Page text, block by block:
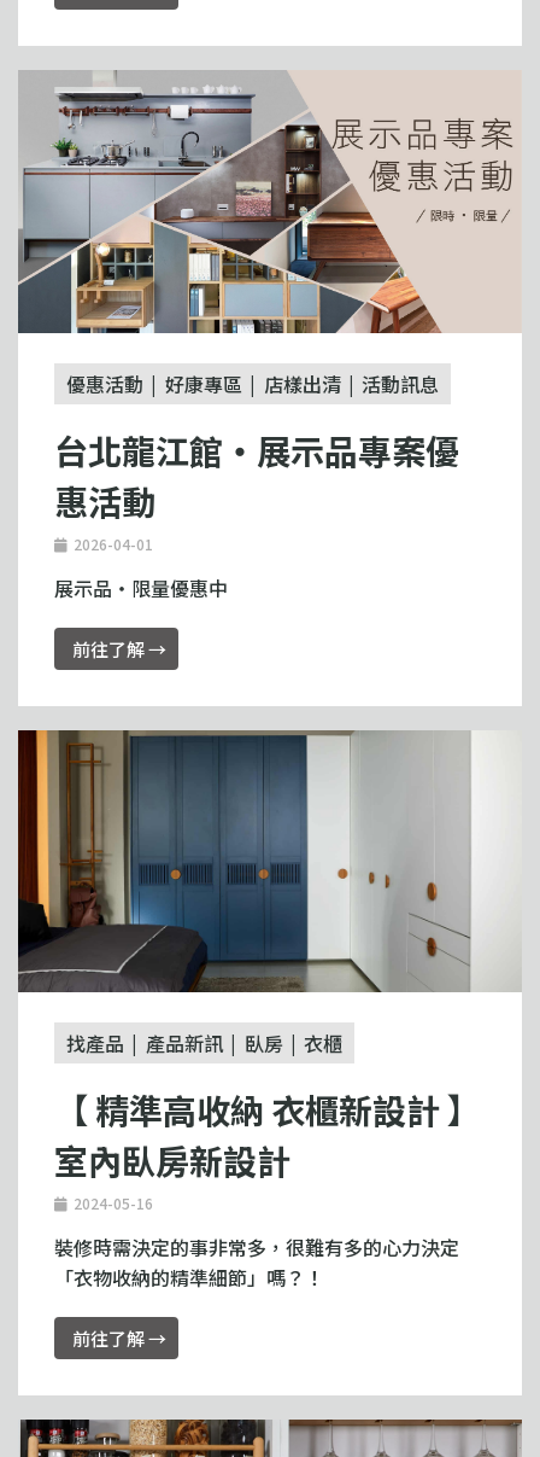
優惠活動 好康專區 店樣出清 活動訊息
台北龍江館・展示品專案優
惠活動
2026-04-01
展示品・限量優惠中
前往了解 →
找產品 產品新訊 臥房 衣櫃
【 精準高收納 衣櫃新設計 】
室內臥房新設計
2024-05-16
裝修時需決定的事非常多，很難有多的心力決定
「衣物收納的精準細節」嗎？！
前往了解 →